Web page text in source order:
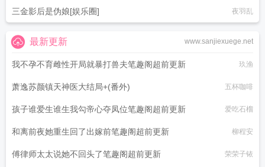
三金影后是伪娘[娱乐圈] 夜羽乱
www.sanjiexuege.net
最新更新
我不孕不育雌性开局就暴打兽夫笔趣阁超前更新 玖渔
萧逸苏颜镇天神医大结局+(番外) 五杯咖啡
孩子谁爱生谁生我勾帝心夺凤位笔趣阁超前更新 爱吃石榴
和离前夜她重生回了出嫁前笔趣阁超前更新 柳程安
傅律师太太说她不回头了笔趣阁超前更新 荣荣子铱